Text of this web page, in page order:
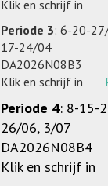
Klik en schrijf in
Periode 3: 6-20-
17-24/04
DA2026N08B3
Klik en schrijf in
Periode 4: 8-15-
26/06, 3/07
DA2026N08B4
Klik en schrijf in